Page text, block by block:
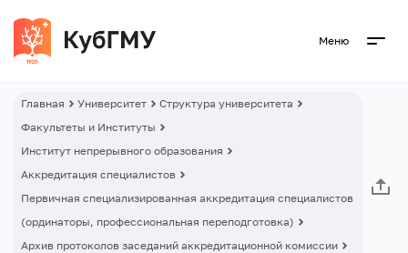
Меню
Главная Университет
Структура университета
Факультеты и Институты
Институт непрерывного образования
Аккредитация специалистов
Первичная специализированная аккредитация специалистов
(ординаторы, профессиональная переподготовка)
Архив протоколов заседаний аккредитационной комиссии